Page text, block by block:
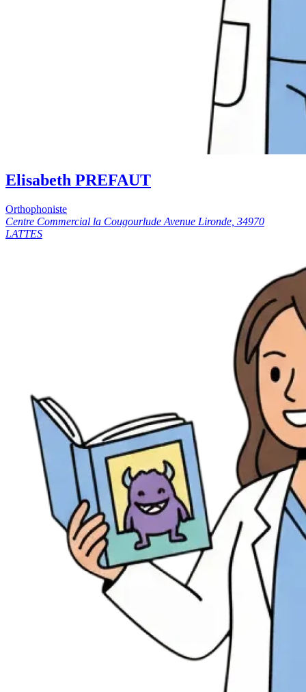
Elisabeth PREFAUT
Orthophoniste
Centre Commercial la Cougourlude Avenue Lironde, 34970
LATTES